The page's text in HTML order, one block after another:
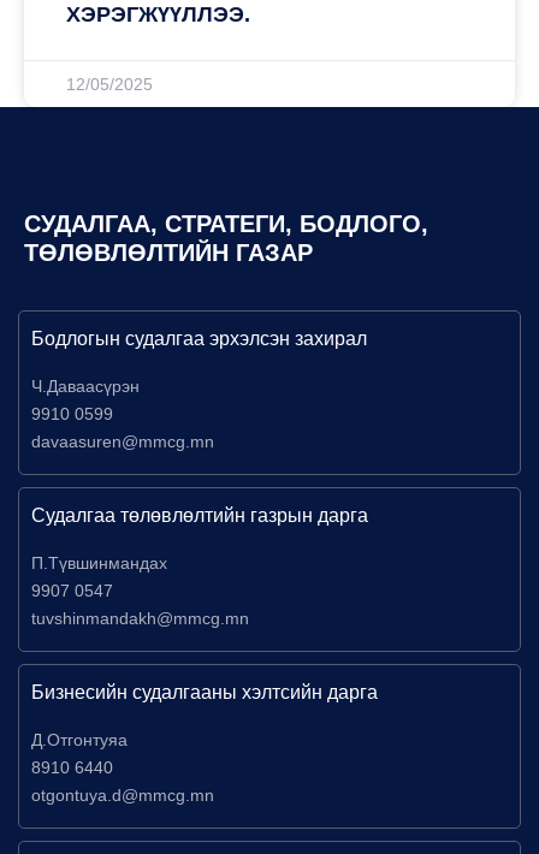
ХЭРЭГЖҮҮЛЛЭЭ.
12/05/2025
СУДАЛГАА, СТРАТЕГИ, БОДЛОГО,
ТӨЛӨВЛӨЛТИЙН ГАЗАР
Бодлогын судалгаа эрхэлсэн захирал
Ч.Даваасүрэн
9910 0599
davaasuren@mmcg.mn
Судалгаа төлөвлөлтийн газрын дарга
П.Түвшинмандах
9907 0547
tuvshinmandakh@mmcg.mn
Бизнесийн судалгааны хэлтсийн дарга
Д.Отгонтуяа
8910 6440
otgontuya.d@mmcg.mn